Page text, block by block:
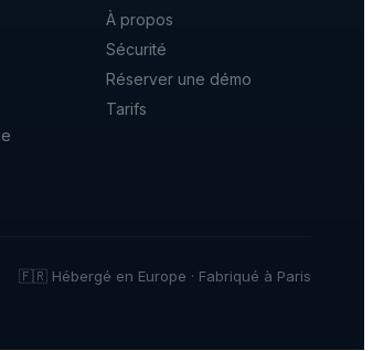
À propos
Sécurité
Réserver une démo
Tarifs
🇫🇷 Hébergé en Europe · Fabriqué à Paris